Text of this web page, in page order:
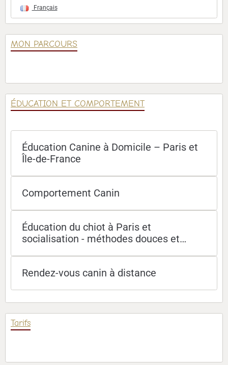
Français
MON PARCOURS
ÉDUCATION ET COMPORTEMENT
Éducation Canine à Domicile – Paris et
Île-de-France
Comportement Canin
Éducation du chiot à Paris et
socialisation - méthodes douces et
Rendez-vous canin à distance
Tarifs